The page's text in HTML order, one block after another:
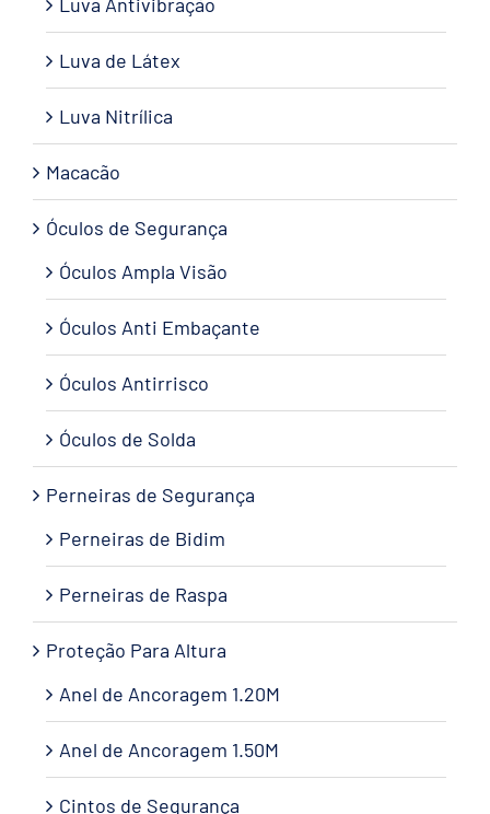
Luva de Látex
Luva Nitrílica
Macacão
Óculos de Segurança
Óculos Ampla Visão
Óculos Anti Embaçante
Óculos Antirrisco
Óculos de Solda
Perneiras de Segurança
Perneiras de Bidim
Perneiras de Raspa
Proteção Para Altura
Anel de Ancoragem 1.20M
Anel de Ancoragem 1.50M
Cintos de Segurança